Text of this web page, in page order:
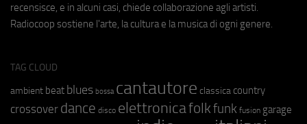
recensisce, e in alcuni casi, chiede collaborazione agli artisti.
Radiocoop sostiene l'arte, la cultura e la musica di ogni genere.
TAG CLOUD
ambient beat blues bossa cantautore classica country
crossover dance disco elettronicafolkfunk fusion garage